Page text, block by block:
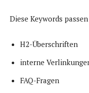
Diese Keywords
H2-Überschriften
interne
FAQ-Fragen